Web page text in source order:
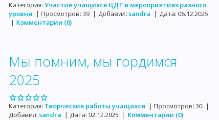
Категория: Участие учащихся ЦДТ в мероприятиях разного
уровня | Просмотров: 39 | Добавил: sandra | Дата: 06.12.2025
| Комментарии (0)
Мы помним, мы гордимся
2025
Категория: Творческие работы учащихся | Просмотров: 30 |
Добавил: sandra | Дата: 02.12.2025 | Комментарии (0)